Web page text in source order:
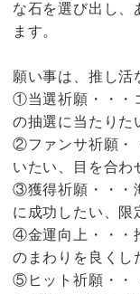
な石を選び出し、
ます。
願い事は、推し活
①当選祈願・・・
の抽選に当たりた
②ファンサ祈願・
いたい、目を合わ
③獲得祈願・・・
に成功したい、限
④金運向上・・・
のまわりを良くし
⑤ヒット祈願・・